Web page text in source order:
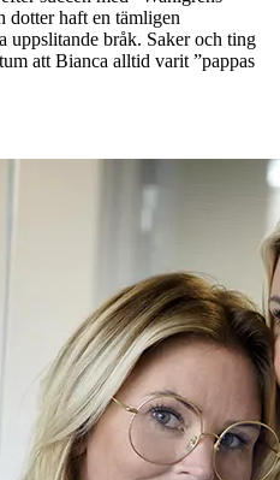
dotter haft en tämligen
uppslitande bråk. Saker och ting
att Bianca alltid varit ”pappas